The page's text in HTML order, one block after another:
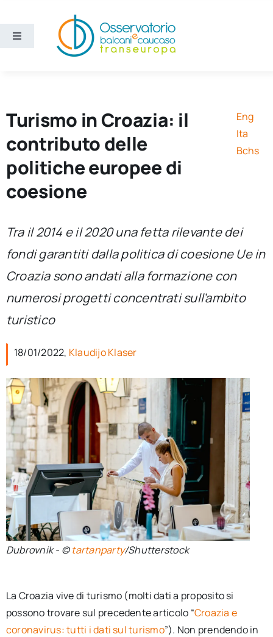
contenuto
Toggle
Ricerca e divulgazione
Sezioni
Chi siamo
Cerca
per:
Newsletter
Ita
Turismo in Croazia: il
contributo delle
politiche europee di
coesione
Eng
Ita
Bchs
Tra il 2014 e il 2020 una fetta rilevante dei
fondi garantiti dalla politica di coesione Ue in
Croazia sono andati alla formazione con
numerosi progetti concentrati sull’ambito
turistico
18/01/2022, Klaudijo Klaser
Dubrovnik - ©tartanparty/Shutterstock
La Croazia vive di turismo (molti dati a proposito si
possono trovare sul precedente articolo “Croazia e
coronavirus: tutti i dati sul turismo”). Non prendendo in